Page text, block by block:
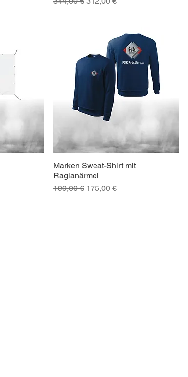
Schnellansicht
Marken Sweat-Shirt mit
Raglanärmel
Standardpreis
199,00 € Sale-Preis
175,00 €